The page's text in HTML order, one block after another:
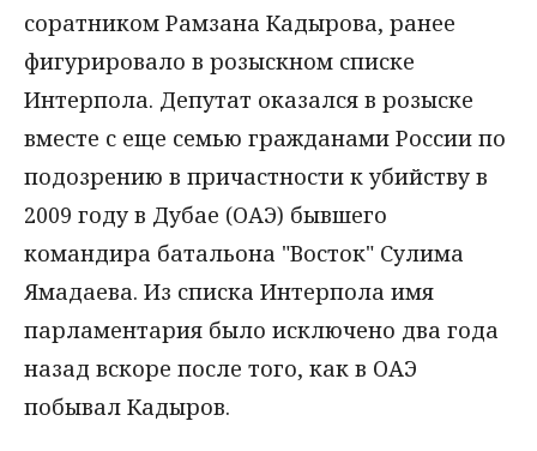
соратником Рамзана Кадырова, ранее
фигурировало в розыскном списке
Интерпола. Депутат оказался в розыске
вместе с еще семью гражданами России по
подозрению в причастности к убийству в
2009 году в Дубае (ОАЭ) бывшего
командира батальона "Восток" Сулима
Ямадаева. Из списка Интерпола имя
парламентария было исключено два года
назад вскоре после того, как в ОАЭ
побывал Кадыров.